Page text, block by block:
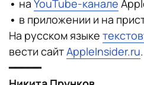
• на YouTube-канале
• в приложении и на
На русском языке
вести сайтAppleInsider.ru.
━━━━━